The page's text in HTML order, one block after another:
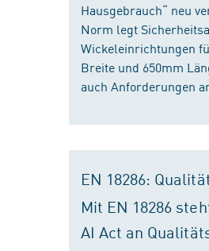
Hausgebrauch“ neu
Norm legt
Wickeleinrichtungen
Breite und 650mm
auch Anforderungen
EN 18286:
Mit EN 18286
AI Act an